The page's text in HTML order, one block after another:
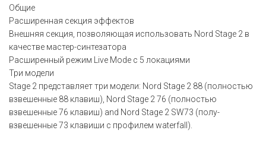
Общие
Расширенная секция эффектов
Внешняя секция, позволяющая использовать Nord Stage 2 в
качестве мастер-синтезатора
Расширенный режим Live Mode с 5 локациями
Три модели
Stage 2 представляет три модели: Nord Stage 2 88 (полностью
взвешенные 88 клавиш), Nord Stage 2 76 (полностью
взвешенные 76 клавиш) and Nord Stage 2 SW73 (полу-
взвешенные 73 клавиши с профилем waterfall).